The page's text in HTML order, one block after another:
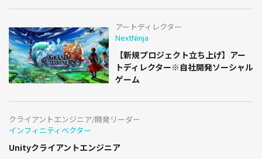
アートディレクター
NextNinja
【新規プロジェクト立ち上げ】アー
トディレクター※自社開発ソーシャル
ゲーム
クライアントエンジニア/開発リーダー
インフィニティベクター
Unityクライアントエンジニア